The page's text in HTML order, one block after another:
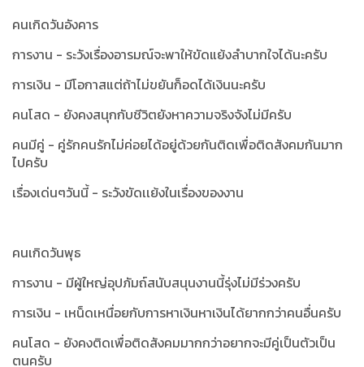
คนเกิดวันอังคาร
การงาน - ระวังเรื่องอารมณ์จะพาให้ขัดแย้งลำบากใจได้นะครับ
การเงิน - มีโอกาสแต่ถ้าไม่ขยันก็อดได้เงินนะครับ
คนโสด - ยังคงสนุกกับชีวิตยังหาความจริงจังไม่มีครับ
คนมีคู่ - คู่รักคนรักไม่ค่อยได้อยู่ด้วยกันติดเพื่อติดสังคมกันมาก
ไปครับ
เรื่องเด่นๆวันนี้ - ระวังขัดเเย้งในเรื่องของงาน
คนเกิดวันพุธ
การงาน - มีผู้ใหญ่อุปภัมถ์สนับสนุนงานนี้รุ่งไม่มีร่วงครับ
การเงิน - เหน็ดเหนื่อยกับการหาเงินหาเงินได้ยากกว่าคนอื่นครับ
คนโสด - ยังคงติดเพื่อติดสังคมมากกว่าอยากจะมีคู่เป็นตัวเป็น
ตนครับ